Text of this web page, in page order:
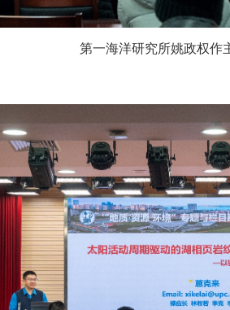
第一海洋研究所姚政权作